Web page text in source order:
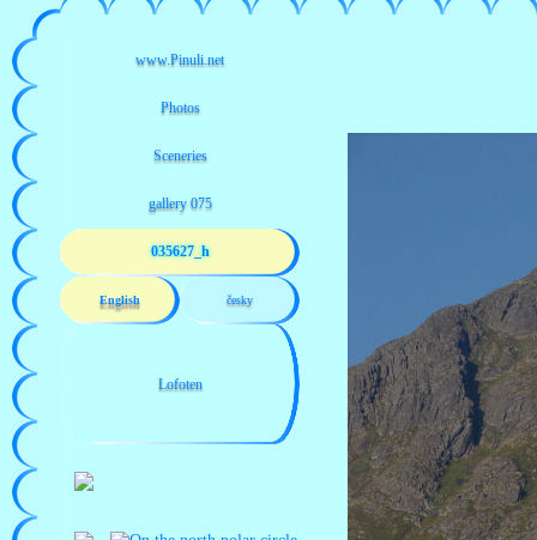
035627_h
English česky
Lofoten